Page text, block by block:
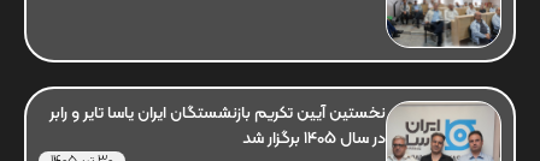
نخستین آیین تکریم بازنشستگان ایران یاسا تایر و رابر
در سال 1405 برگزار شد